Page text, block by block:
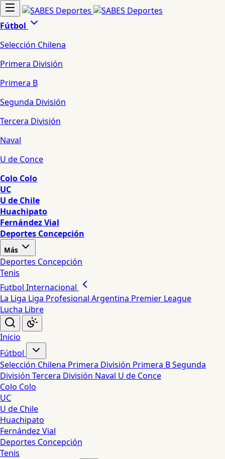
Fútbol
Selección Chilena
Primera División
Primera B
Segunda División
Tercera División
Naval
U de Conce
Colo Colo
UC
U de Chile
Huachipato
Fernández Vial
Deportes Concepción
Más
Deportes Concepción
Tenis
Futbol Internacional
La Liga Liga Profesional Argentina Premier League
Lucha Libre
Inicio
Fútbol
Selección Chilena Primera División Primera BSegunda
División Tercera División Naval U de Conce
Colo Colo
UC
U de Chile
Huachipato
Fernández Vial
Deportes Concepción
Tenis